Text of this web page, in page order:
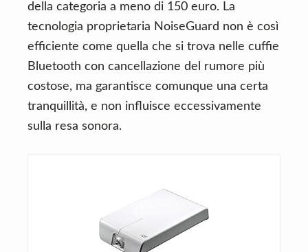
della categoria a meno di 150 euro. La
tecnologia proprietaria NoiseGuard non è così
efficiente come quella che si trova nelle cuffie
Bluetooth con cancellazione del rumore più
costose, ma garantisce comunque una certa
tranquillità, e non influisce eccessivamente
sulla resa sonora.